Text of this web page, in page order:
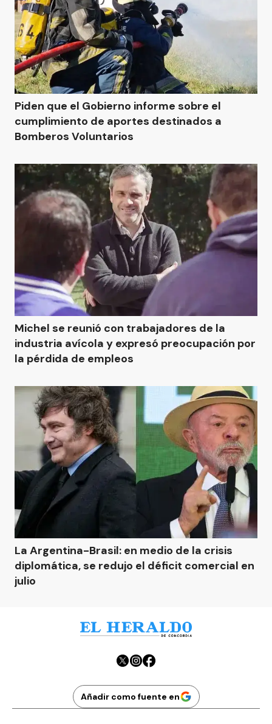
Piden que el Gobierno informe sobre el
cumplimiento de aportes destinados a
Bomberos Voluntarios
Michel se reunió con trabajadores de la
industria avícola y expresó preocupación por
la pérdida de empleos
La Argentina-Brasil: en medio de la crisis
diplomática, se redujo el déficit comercial en
julio
Añadir como fuente en